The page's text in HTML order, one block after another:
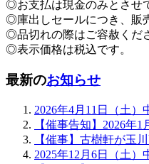
◎お支払は現金のみとさせ
◎庫出しセールにつき、販
◎品切れの際はご容赦くだ
◎表示価格は税込です。
最新のお知らせ
2026年4月11日（土
【催事告知】2026年
【催事】古樹軒が玉
2025年12月6日（土